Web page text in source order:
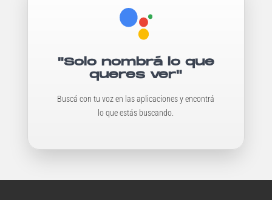
"Solo nombrá lo que
queres ver"
Buscá con tu voz en las aplicaciones y encontrá
lo que estás buscando.